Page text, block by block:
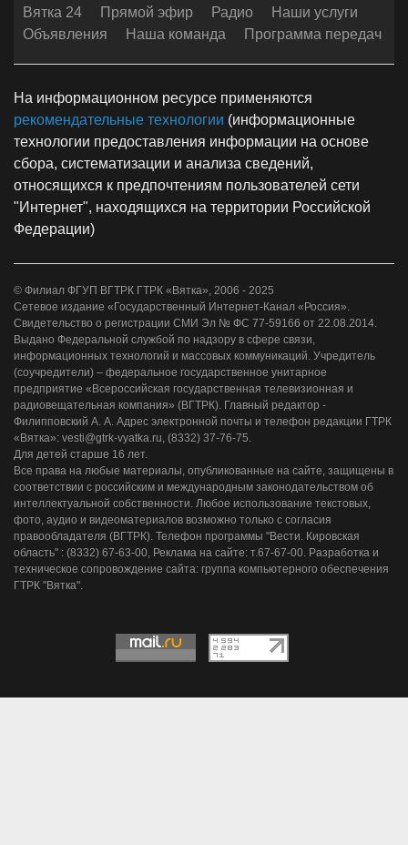
Вятка 24
Прямой эфир Радио
Наши услуги
Объявления
Наша команда Программа передач
На информационном ресурсе применяются
рекомендательные технологии (информационные
технологии предоставления информации на основе
сбора, систематизации и анализа сведений,
относящихся к предпочтениям пользователей сети
"Интернет", находящихся на территории Российской
Федерации)
© Филиал ФГУП ВГТРК ГТРК «Вятка», 2006 - 2025
Сетевое издание «Государственный Интернет-Канал «Россия».
Свидетельство о регистрации СМИ Эл № ФС 77-59166 от 22.08.2014.
Выдано Федеральной службой по надзору в сфере связи,
информационных технологий и массовых коммуникаций. Учредитель
(соучредители) – федеральное государственное унитарное
предприятие «Всероссийская государственная телевизионная и
радиовещательная компания» (ВГТРК). Главный редактор -
Филипповский А. А. Адрес электронной почты и телефон редакции ГТРК
«Вятка»: vesti@gtrk-vyatka.ru, (8332) 37-76-75.
Для детей старше 16 лет.
Все права на любые материалы, опубликованные на сайте, защищены в
соответствии с российским и международным законодательством об
интеллектуальной собственности. Любое использование текстовых,
фото, аудио и видеоматериалов возможно только с согласия
правообладателя (ВГТРК). Телефон программы "Вести. Кировская
область" : (8332) 67-63-00, Реклама на сайте: т.67-67-00. Разработка и
техническое сопровождение сайта: группа компьютерного обеспечения
ГТРК "Вятка".